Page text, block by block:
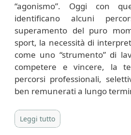
“agonismo”. Oggi con
identificano alcuni
superamento del puro
sport, la necessità di
come uno “strumento” di
competere e vincere, la
percorsi professionali,
ben remunerati a lungo
Leggi tutto